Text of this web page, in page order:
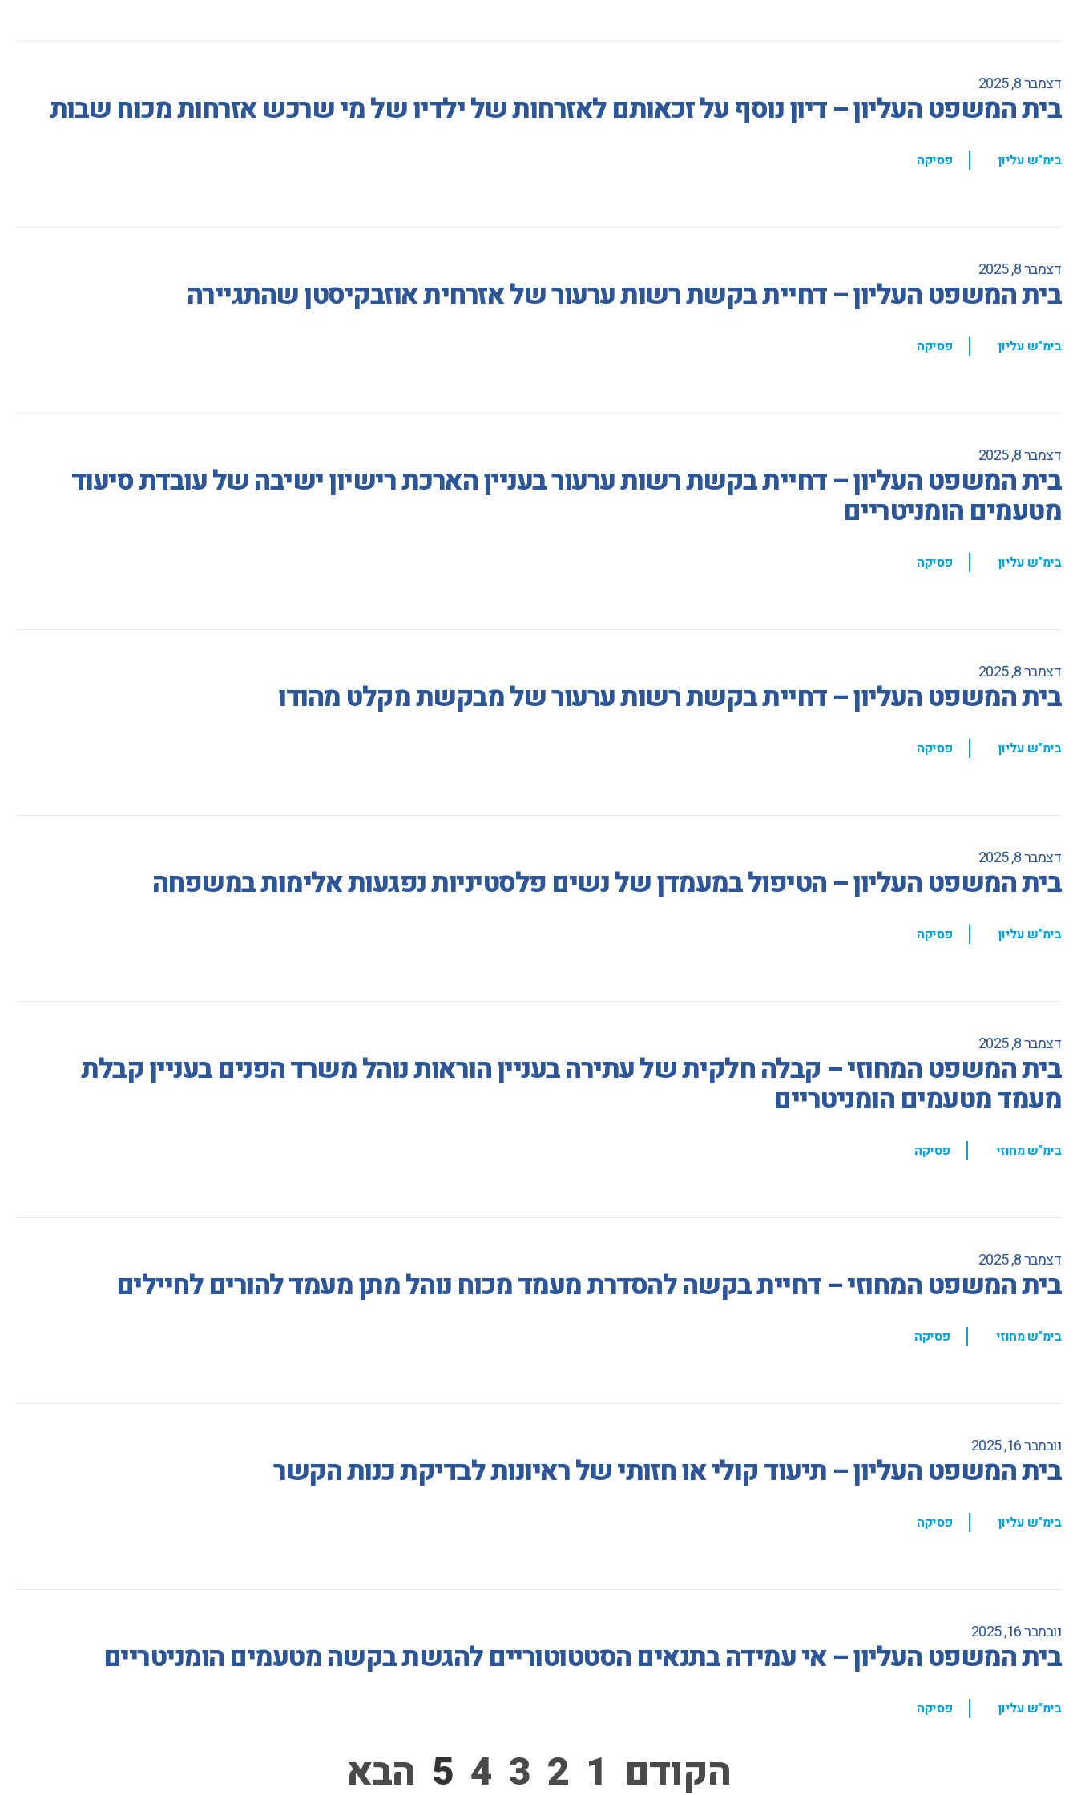
דצמבר 8, 2025
בית המשפט העליון – דיון נוסף על זכאותם לאזרחות של ילדיו של מי שרכש אזרחות מכוח שבות
בימ"ש עליון , פסיקה
דצמבר 8, 2025
בית המשפט העליון – דחיית בקשת רשות ערעור של אזרחית אוזבקיסטן שהתגיירה
בימ"ש עליון , פסיקה
דצמבר 8, 2025
בית המשפט העליון – דחיית בקשת רשות ערעור בעניין הארכת רישיון ישיבה של עובדת סיעוד
מטעמים הומניטריים
בימ"ש עליון , פסיקה
דצמבר 8, 2025
בית המשפט העליון – דחיית בקשת רשות ערעור של מבקשת מקלט מהודו
בימ"ש עליון , פסיקה
דצמבר 8, 2025
בית המשפט העליון – הטיפול במעמדן של נשים פלסטיניות נפגעות אלימות במשפחה
בימ"ש עליון , פסיקה
דצמבר 8, 2025
בית המשפט המחוזי – קבלה חלקית של עתירה בעניין הוראות נוהל משרד הפנים בעניין קבלת
מעמד מטעמים הומניטריים
בימ"ש מחוזי , פסיקה
דצמבר 8, 2025
בית המשפט המחוזי – דחיית בקשה להסדרת מעמד מכוח נוהל מתן מעמד להורים לחיילים
בימ"ש מחוזי , פסיקה
נובמבר 16, 2025
בית המשפט העליון – תיעוד קולי או חזותי של ראיונות לבדיקת כנות הקשר
בימ"ש עליון , פסיקה
נובמבר 16, 2025
בית המשפט העליון – אי עמידה בתנאים הסטטוטוריים להגשת בקשה מטעמים הומניטריים
בימ"ש עליון , פסיקה
הקודם 1
2
3
4
5 הבא